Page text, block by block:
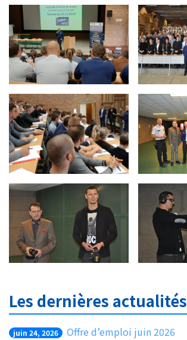
Les dernières actualités
juin 24, 2026 Offre d’emploi juin 2026